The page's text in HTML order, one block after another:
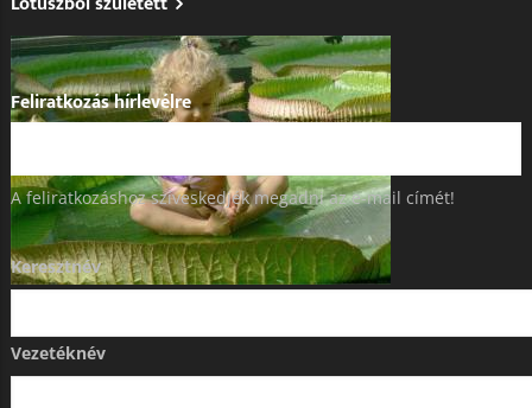
Feliratkozás hírlevélre
A feliratkozáshoz szíveskedjék megadni az e-mail címét!
Keresztnév
Vezetéknév